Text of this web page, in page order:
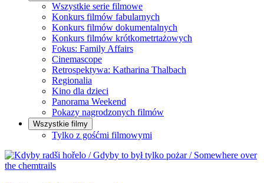
Wszystkie serie filmowe
Konkurs filmów fabularnych
Konkurs filmów dokumentalnych
Konkurs filmów krótkometrtażowych
Fokus: Family Affairs
Cinemascope
Retrospektywa: Katharina Thalbach
Regionalia
Kino dla dzieci
Panorama Weekend
Pokazy nagrodzonych filmów
Wszystkie filmy
Tylko z gośćmi filmowymi